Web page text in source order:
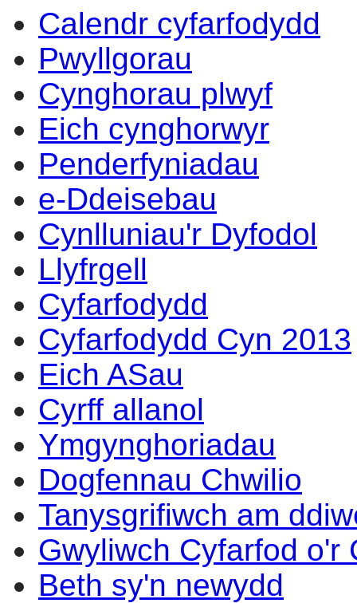
Calendr cyfarfodydd
Pwyllgorau
Cynghorau plwyf
Eich cynghorwyr
Penderfyniadau
e-Ddeisebau
Cynlluniau'r Dyfodol
Llyfrgell
Cyfarfodydd
Cyfarfodydd Cyn 2013
Eich ASau
Cyrff allanol
Ymgynghoriadau
Dogfennau Chwilio
Tanysgrifiwch am
Gwyliwch Cyfarfod o'r
Beth sy'n newydd